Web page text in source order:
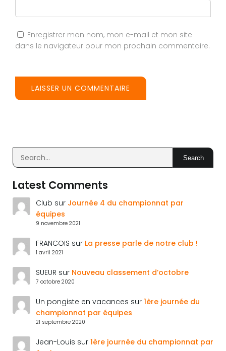
Enregistrer mon nom, mon e-mail et mon site
dans le navigateur pour mon prochain commentaire.
Search
Latest Comments
Club sur Journée 4 du championnat par
équipes
9 novembre 2021
FRANCOIS sur La presse parle de notre club !
1 avril 2021
SUEUR sur Nouveau classement d’octobre
7 octobre 2020
Un pongiste en vacances sur 1ère journée du
championnat par équipes
21 septembre 2020
Jean-Louis sur 1ère journée du championnat par